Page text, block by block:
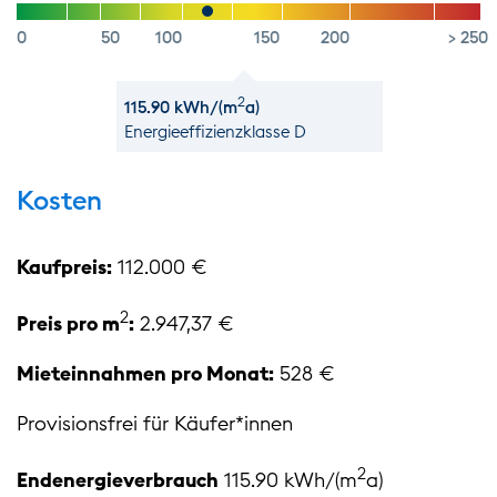
0 50 100
115.90 kWh/(m2a)
Energie­effizienz­klasse D
150 200 > 250
Kosten
Kaufpreis: 112.000 €
Preis pro m2: 2.947,37 €
Mieteinnahmen pro Monat: 528 €
Provisionsfrei für Käufer*innen
Endenergieverbrauch 115.90 kWh/(m2a)